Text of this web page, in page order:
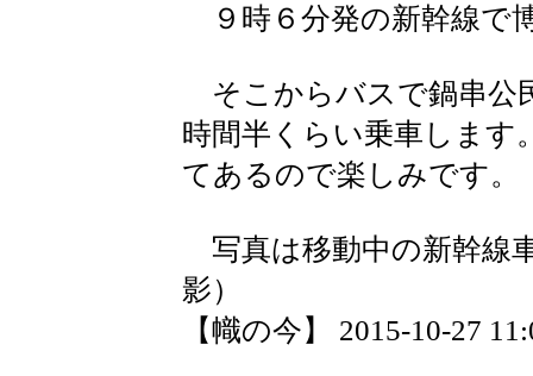
９時６分発の新幹線で
そこからバスで鍋串公
時間半くらい乗車します
てあるので楽しみです。
写真は移動中の新幹線
影）
【幟の今】 2015-10-27